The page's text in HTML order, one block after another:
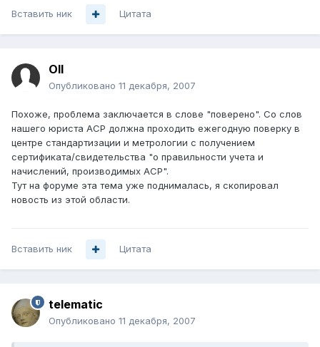
Вставить ник Цитата
Oll
Опубликовано 11 декабря, 2007
Похоже, проблема заключается в слове "поверено". Со слов
нашего юриста АСР должна проходить ежегодную поверку в
центре стандартизации и метрологии с получением
сертификата/свидетельства "о правильности учета и
начислений, производимых АСР".
Тут на форуме эта тема уже поднималась, я скопировал
новость из этой области.
Вставить ник Цитата
telematic
Опубликовано 11 декабря, 2007